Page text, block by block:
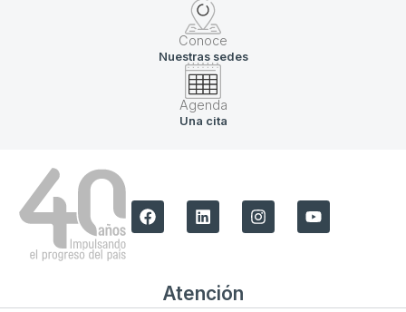
Conoce
Nuestras sedes
Agenda
Una cita
Atención